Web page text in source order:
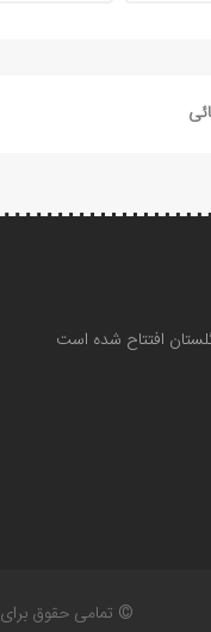
افتتاح شده است
© تمامی حقوق برای